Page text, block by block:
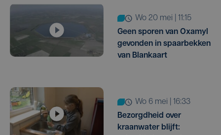
wo 20 mei | 11:15
Geen sporen van Oxamyl
gevonden in spaarbekken
van Blankaart
wo 6 mei | 16:33
Bezorgdheid over
kraanwater blijft: